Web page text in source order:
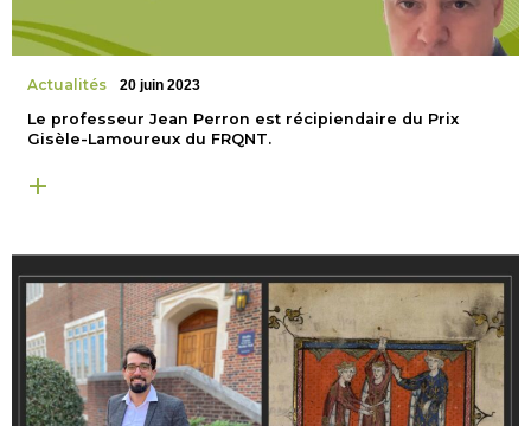
Actualités 20 juin 2023
Le professeur Jean Perron est récipiendaire du Prix
Gisèle-Lamoureux du FRQNT.